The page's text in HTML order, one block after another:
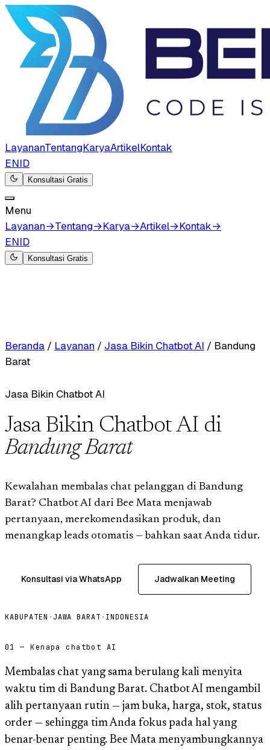
LayananTentangKaryaArtikelKontak
ENID
Konsultasi Gratis
Menu
Layanan→Tentang→Karya→Artikel→Kontak→
ENID
Konsultasi Gratis
Beranda / Layanan / Jasa Bikin Chatbot AI / Bandung
Barat
Jasa Bikin Chatbot AI
Jasa Bikin Chatbot AI di
Bandung Barat
Kewalahan membalas chat pelanggan di Bandung
Barat? Chatbot AI dari Bee Mata menjawab
pertanyaan, merekomendasikan produk, dan
menangkap leads otomatis — bahkan saat Anda tidur.
Konsultasi via WhatsApp Jadwalkan Meeting
KABUPATEN · JAWA BARAT · INDONESIA
01 — Kenapa chatbot AI
Membalas chat yang sama berulang kali menyita
waktu tim di Bandung Barat. Chatbot AI mengambil
alih pertanyaan rutin — jam buka, harga, stok, status
order — sehingga tim Anda fokus pada hal yang
benar-benar penting. Bee Mata menyambungkannya